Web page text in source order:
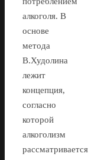
алкоголя. В
основе
метода
В.Худолина
лежит
концепция,
согласно
которой
алкоголизм
рассматривается